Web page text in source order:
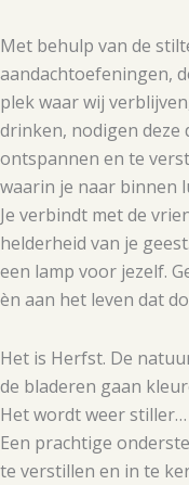
Met behulp van de
aandachtoefeningen,
plek waar wij
drinken, nodigen deze
ontspannen en te
waarin je naar binnen
Je verbindt met de
helderheid van je
een lamp voor jezelf.
èn aan het leven dat
Het is Herfst. De
de bladeren gaan
Het wordt weer
Een prachtige
te verstillen en in te